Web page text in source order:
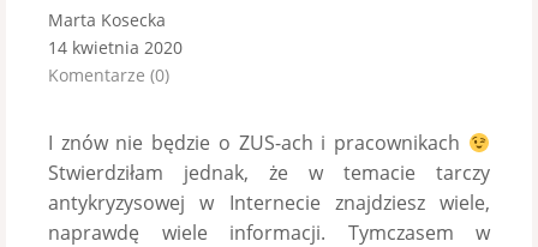
Marta Kosecka
14 kwietnia 2020
Komentarze (0)
I znów nie będzie o ZUS-ach i pracownikach
Stwierdziłam jednak, że w temacie tarczy
antykryzysowej w Internecie znajdziesz wiele,
naprawdę wiele informacji. Tymczasem w